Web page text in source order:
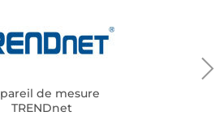
de mesure
TRENDnet